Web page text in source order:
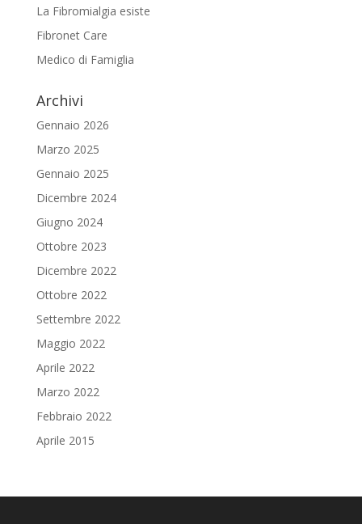
La Fibromialgia esiste
Fibronet Care
Medico di Famiglia
Archivi
Gennaio 2026
Marzo 2025
Gennaio 2025
Dicembre 2024
Giugno 2024
Ottobre 2023
Dicembre 2022
Ottobre 2022
Settembre 2022
Maggio 2022
Aprile 2022
Marzo 2022
Febbraio 2022
Aprile 2015